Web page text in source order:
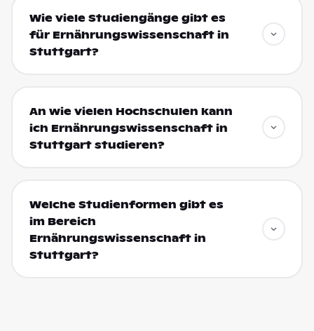
Wie viele Studiengänge gibt es
für Ernährungswissenschaft in
Stuttgart?
An wie vielen Hochschulen kann
ich Ernährungswissenschaft in
Stuttgart studieren?
Welche Studienformen gibt es
im Bereich
Ernährungswissenschaft in
Stuttgart?